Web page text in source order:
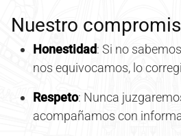
Nuestro
Honestidad: Si no
nos equivocamos, lo
Respeto: Nunca
acompañamos con